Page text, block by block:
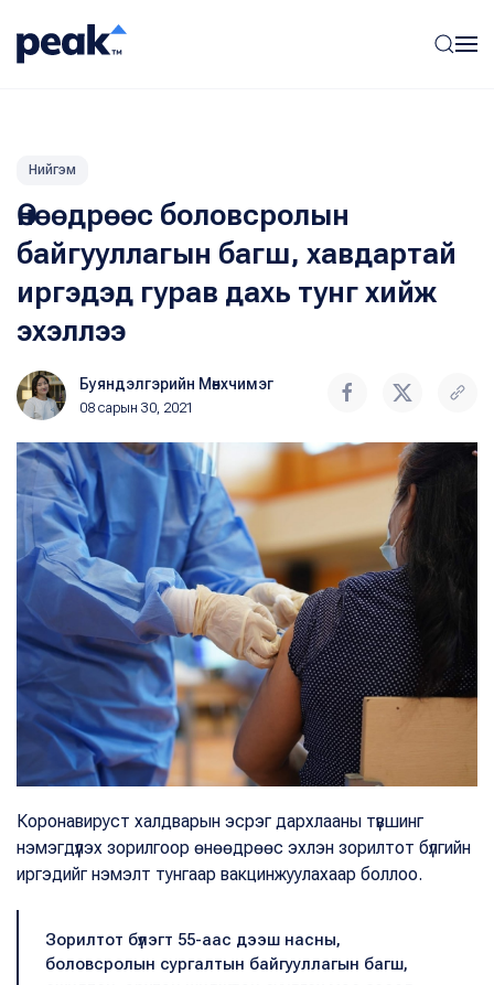
Нийгэм
Өнөөдрөөс боловсролын
байгууллагын багш, хавдартай
иргэдэд гурав дахь тунг хийж
эхэллээ
Буяндэлгэрийн Мөнхчимэг
08 сарын 30, 2021
Коронавируст халдварын эсрэг дархлааны түвшинг
нэмэгдүүлэх зорилгоор өнөөдрөөс эхлэн зорилтот бүлгийн
иргэдийг нэмэлт тунгаар вакцинжуулахаар боллоо.
Зорилтот бүлэгт 55-аас дээш насны,
боловсролын сургалтын байгууллагын багш,